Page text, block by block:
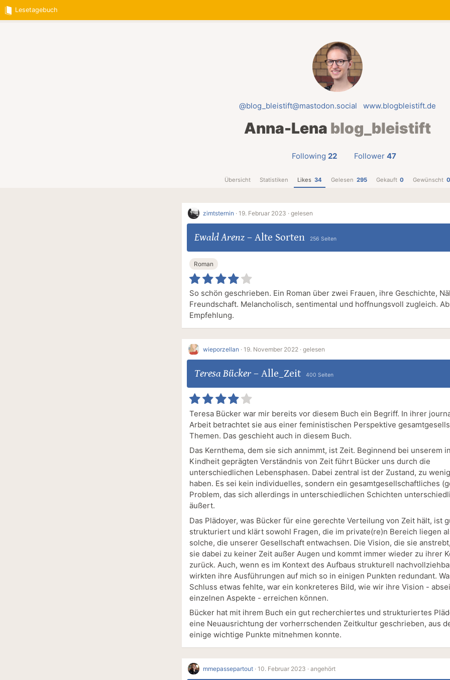
Lesetagebuch
@blog_bleistift@mastodon.social www.blogbleistift.de
Anna-Lena blog_bleistift
Following 22 Follower 47
Übersicht Statistiken Likes 34 Gelesen 295 Gekauft 0 Gewünscht 0
zimtsternin · 19. Februar 2023 · gelesen
Ewald Arenz– Alte Sorten 256 Seiten
Roman
So schön geschrieben. Ein Roman über zwei Frauen, ihre Geschichte,
Freundschaft. Melancholisch, sentimental und hoffnungsvoll zugleich.
Empfehlung.
wieporzellan · 19. November 2022 · gelesen
Teresa Bücker– Alle_Zeit 400 Seiten
Teresa Bücker war mir bereits vor diesem Buch ein Begriff. In ihrer
Arbeit betrachtet sie aus einer feministischen Perspektive
Themen. Das geschieht auch in diesem Buch.
Das Kernthema, dem sie sich annimmt, ist Zeit. Beginnend bei unserem
Kindheit geprägten Verständnis von Zeit führt Bücker uns durch die
unterschiedlichen Lebensphasen. Dabei zentral ist der Zustand, zu
haben. Es sei kein individuelles, sondern ein gesamtgesellschaftliches
Problem, das sich allerdings in unterschiedlichen Schichten
äußert.
Das Plädoyer, was Bücker für eine gerechte Verteilung von Zeit hält, ist
strukturiert und klärt sowohl Fragen, die im private(re)n Bereich liegen
solche, die unserer Gesellschaft entwachsen. Die Vision, die sie
sie dabei zu keiner Zeit außer Augen und kommt immer wieder zu ihrer
zurück. Auch, wenn es im Kontext des Aufbaus strukturell
wirkten ihre Ausführungen auf mich so in einigen Punkten redundant.
Schluss etwas fehlte, war ein konkreteres Bild, wie wir ihre Vision -
einzelnen Aspekte - erreichen können.
Bücker hat mit ihrem Buch ein gut recherchiertes und strukturiertes
eine Neuausrichtung der vorherrschenden Zeitkultur geschrieben, aus
einige wichtige Punkte mitnehmen konnte.
mmepassepartout · 10. Februar 2023 · angehört